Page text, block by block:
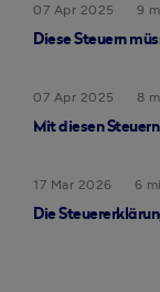
07 Apr 2025
9
Diese Steuern
07 Apr 2025
8
Mit diesen
17 Mar 2026
6
Die